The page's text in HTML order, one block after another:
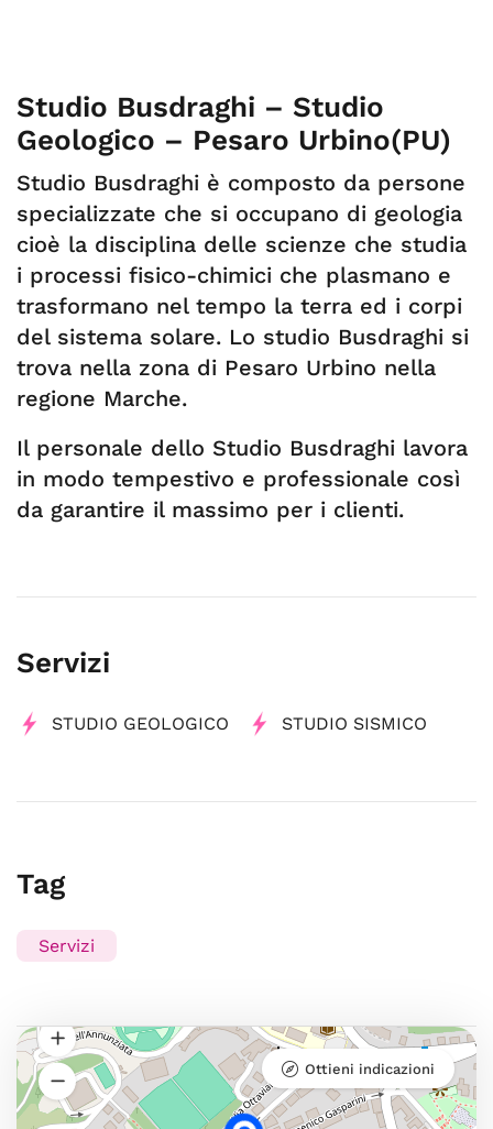
Studio Busdraghi – Studio
Geologico – Pesaro Urbino(PU)
Studio Busdraghi è composto da persone
specializzate che si occupano di geologia
cioè la disciplina delle scienze che studia
i processi fisico-chimici che plasmano e
trasformano nel tempo la terra ed i corpi
del sistema solare. Lo studio Busdraghi si
trova nella zona di Pesaro Urbino nella
regione Marche.
Il personale dello Studio Busdraghi lavora
in modo tempestivo e professionale così
da garantire il massimo per i clienti.
Servizi
STUDIO GEOLOGICO STUDIO SISMICO
Tag
Servizi
Ottieni indicazioni